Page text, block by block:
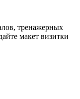
тренажерных
макет визитки